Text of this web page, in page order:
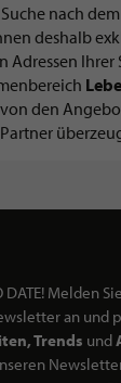
nach
deshalb
Adressen Ihrer
den
Melden
an und
Trends und